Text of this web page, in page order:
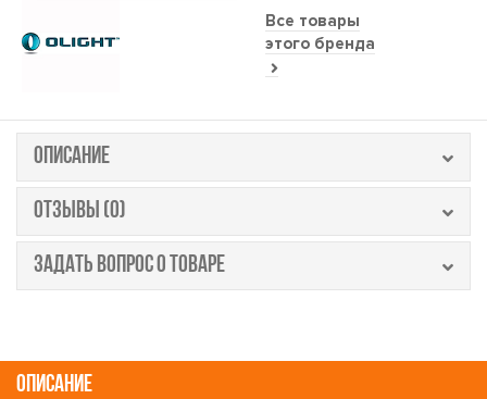
Все товары
этого бренда
ОПИСАНИЕ
ОТЗЫВЫ (0)
ЗАДАТЬ ВОПРОС О ТОВАРЕ
ОПИСАНИЕ